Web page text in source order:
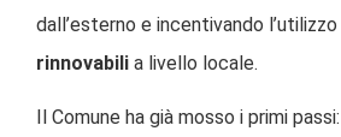
dall’esterno e incentivando
rinnovabili a livello locale.
Il Comune ha già mosso i primi